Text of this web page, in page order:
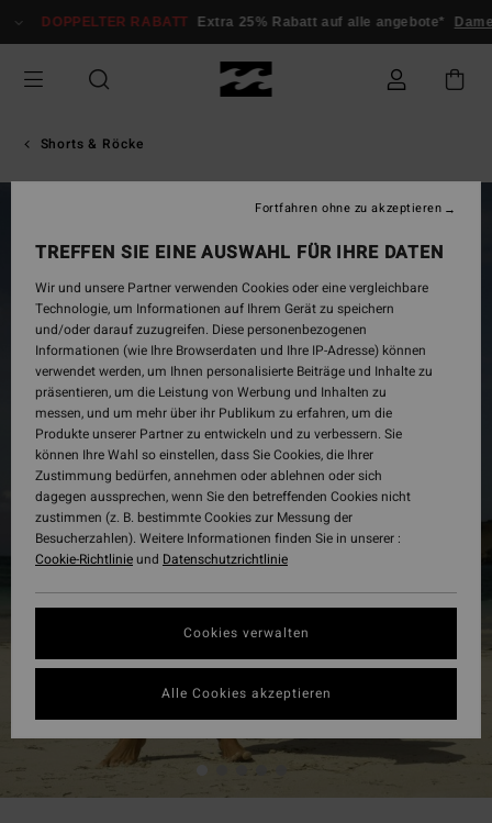
zur
springen
DOPPELTER RABATT Extra 25% Rabatt auf alle angebote* Damen
Shorts & Röcke
TREFFEN SIE EINE AUSWAHL FÜR IHRE DATEN
Wir und unsere Partner verwenden Cookies oder eine vergleichbare
Technologie, um Informationen auf Ihrem Gerät zu speichern
und/oder darauf zuzugreifen. Diese personenbezogenen
Informationen (wie Ihre Browserdaten und Ihre IP-Adresse) können
verwendet werden, um Ihnen personalisierte Beiträge und Inhalte zu
präsentieren, um die Leistung von Werbung und Inhalten zu
messen, und um mehr über ihr Publikum zu erfahren, um die
Produkte unserer Partner zu entwickeln und zu verbessern. Sie
können Ihre Wahl so einstellen, dass Sie Cookies, die Ihrer
Zustimmung bedürfen, annehmen oder ablehnen oder sich
dagegen aussprechen, wenn Sie den betreffenden Cookies nicht
zustimmen (z. B. bestimmte Cookies zur Messung der
Besucherzahlen). Weitere Informationen finden Sie in unserer :
Cookie-Richtlinieund Datenschutzrichtlinie
Cookies verwalten
Fortfahren ohne zu akzeptieren
Alle Cookies akzeptieren